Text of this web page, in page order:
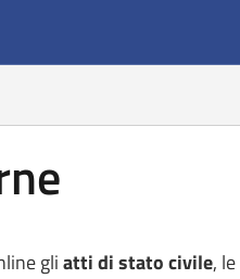
gliatti di stato civile, le